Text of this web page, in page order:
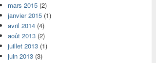
mars 2015 (2)
janvier 2015 (1)
avril 2014 (4)
août 2013 (2)
juillet 2013 (1)
juin 2013 (3)